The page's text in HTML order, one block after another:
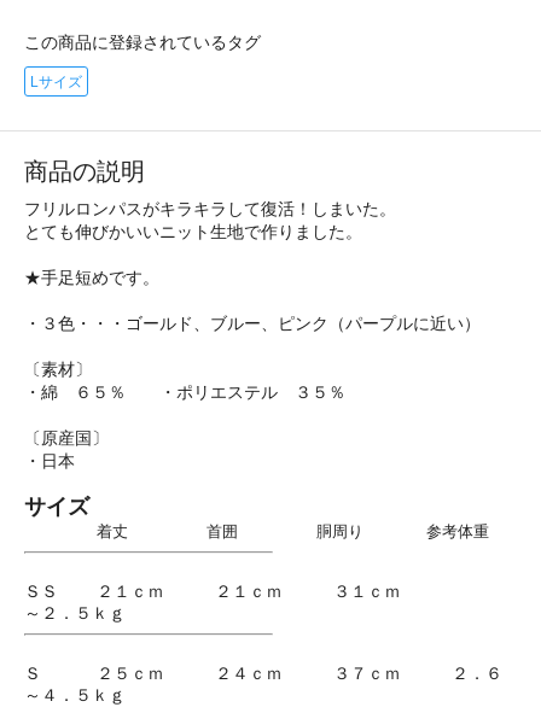
この商品に登録されているタグ
Lサイズ
商品の説明
フリルロンパスがキラキラして復活！しまいた。
とても伸びかいいニット生地で作りました。
★手足短めです。
・３色・・・ゴールド、ブルー、ピンク（パープルに近い）
〔素材〕
・綿 ６５％ ・ポリエステル ３５％
〔原産国〕
・日本
サイズ
着丈 首囲 胴周り 参考体重
ＳＳ ２１ｃｍ ２１ｃｍ ３１ｃｍ
～２．５ｋｇ
Ｓ ２５ｃｍ ２４ｃｍ ３７ｃｍ ２．６
～４．５ｋｇ